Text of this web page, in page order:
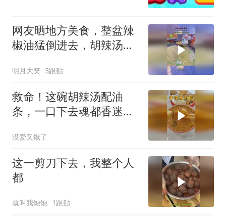
网友晒地方美食，整盆辣
椒油猛倒进去，胡辣汤这
明月大笑 3跟贴
救命！这碗胡辣汤配油
条，一口下去魂都香迷糊
没爱又饿了
这一剪刀下去，我整个人
都
就叫我饱饱 1跟贴